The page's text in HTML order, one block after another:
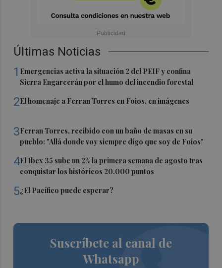
Últimas Noticias
1 Emergencias activa la situación 2 del PEIF y confina
Sierra Engarcerán por el humo del incendio forestal
2El homenaje a Ferran Torres en Foios, en imágenes
3Ferran Torres, recibido con un baño de masas en su
pueblo: "Allá donde voy siempre digo que soy de Foios"
4El Ibex 35 sube un 2% la primera semana de agosto tras
conquistar los históricos 20.000 puntos
5¿El Pacífico puede esperar?
Suscríbete al canal de
Whatsapp